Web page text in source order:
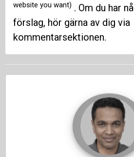
website you want) . Om du har
förslag, hör gärna av dig via
kommentarsektionen.